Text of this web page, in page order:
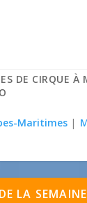
DE CIRQUE À
Maritimes |
LA SEMAINE